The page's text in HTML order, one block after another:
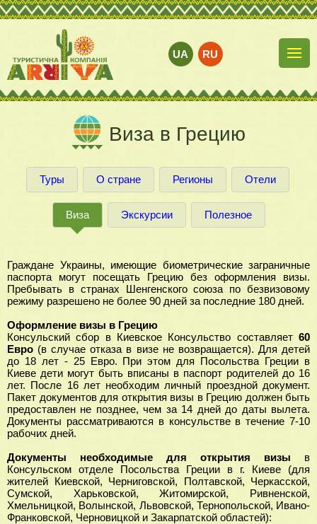
UA RU
Виза в Грецию
Туры О стране Регионы Отели
Виза Экскурсии Полезное
Граждане Украины, имеющие биометрические заграничные
паспорта могут посещать Грецию без оформления визы.
Пребывать в странах Шенгенского союза по безвизовому
режиму разрешено не более 90 дней за последние 180 дней.
Оформление визы в Грецию
Консульский сбор в Киевское Консульство составляет 60
Евро (в случае отказа в визе не возвращается). Для детей
до 18 лет - 25 Евро. При этом для Посольства Греции в
Киеве дети могут быть вписаны в паспорт родителей до 16
лет. После 16 лет необходим личный проездной документ.
Пакет документов для открытия визы в Грецию должен быть
предоставлен не позднее, чем за 14 дней до даты вылета.
Документы рассматриваются в консульстве в течение 7-10
рабочих дней.
Документы необходимые для открытия визы в
Консульском отделе Посольства Греции в г. Киеве (для
жителей Киевской, Черниговской, Полтавской, Черкасской,
Сумской, Харьковской, Житомирской, Ривненской,
Хмельницкой, Волынской, Львовской, Тернопольской, Ивано-
Франковской, Черновицкой и Закарпатской областей):